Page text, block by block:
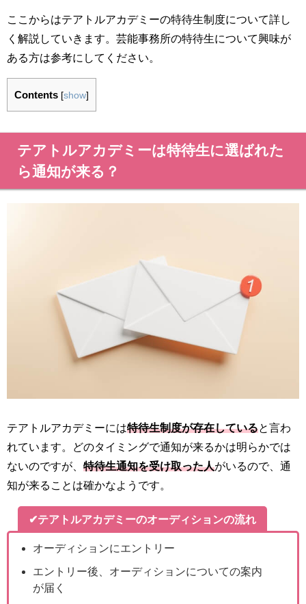
ここからはテアトルアカデミーの特待生制度について詳し
く解説していきます。芸能事務所の特待生について興味が
ある方は参考にしてください。
Contents [show]
テアトルアカデミーは特待生に選ばれた
ら通知が来る？
テアトルアカデミーには特待生制度が存在していると言わ
れています。どのタイミングで通知が来るかは明らかでは
ないのですが、 特待生通知を受け取った人がいるので、通
知が来ることは確かなようです。
✔テアトルアカデミーのオーディションの流れ
オーディションにエントリー
エントリー後、オーディションについての案内
が届く